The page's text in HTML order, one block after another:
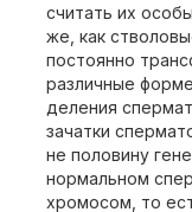
считать их
же, как
постоянно
различные
деления
зачатки
не половину
нормальном
хромосом, то